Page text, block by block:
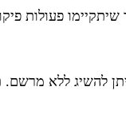
פעולות
להשיג ללא מרשם.